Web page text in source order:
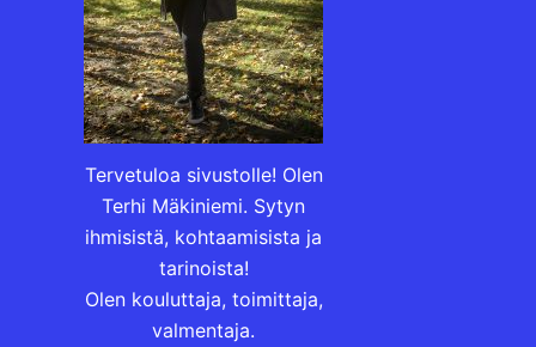
Tervetuloa sivustolle! Olen
Terhi Mäkiniemi. Sytyn
ihmisistä, kohtaamisista ja
tarinoista!
Olen kouluttaja, toimittaja,
valmentaja.